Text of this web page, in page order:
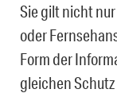
Sie gilt nicht
oder
Form der
gleichen